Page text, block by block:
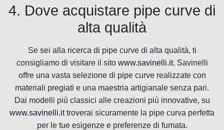
4. Dove acquistare pipe curve di
alta qualità
Se sei alla ricerca di pipe curve di alta qualità, ti
consigliamo di visitare il sito www.savinelli.it. Savinelli
offre una vasta selezione di pipe curve realizzate con
materiali pregiati e una maestria artigianale senza pari.
Dai modelli più classici alle creazioni più innovative, su
www.savinelli.ittroverai sicuramente la pipe curva perfetta
per le tue esigenze e preferenze di fumata.